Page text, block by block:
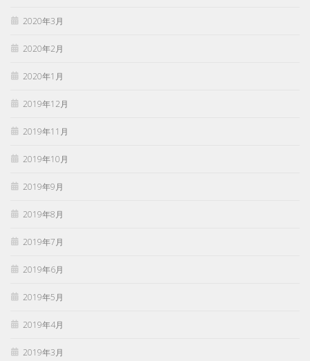
2020年3月
2020年2月
2020年1月
2019年12月
2019年11月
2019年10月
2019年9月
2019年8月
2019年7月
2019年6月
2019年5月
2019年4月
2019年3月